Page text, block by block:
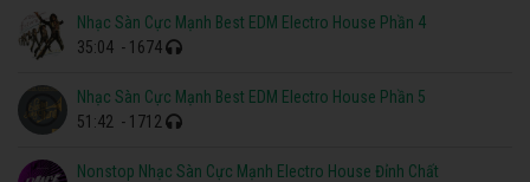
Nhạc Sàn Cực Mạnh Best EDM Electro House Phần 4
35:04 - 1674
Nhạc Sàn Cực Mạnh Best EDM Electro House Phần 5
51:42 - 1712
Nonstop Nhạc Sàn Cực Mạnh Electro House Đỉnh Chất